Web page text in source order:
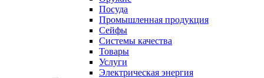
Посуда
Промышленная продукция
Сейфы
Системы качества
Товары
Услуги
Электрическая энергия